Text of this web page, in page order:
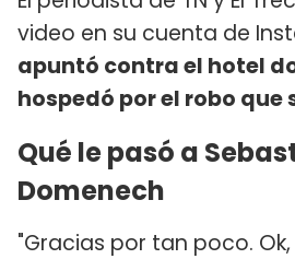
video en su cuenta de
apuntó contra el hotel
hospedó por el robo que
Qué le pasó a
Domenech
"Gracias por tan poco.